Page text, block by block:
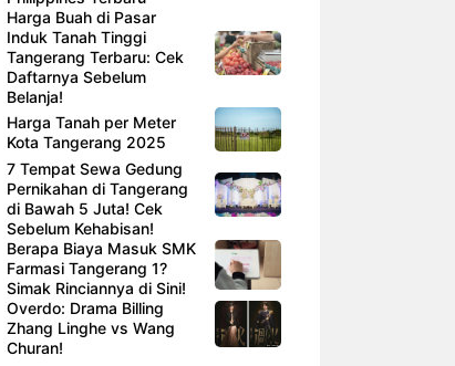
Harga Buah di Pasar
Induk Tanah Tinggi
Tangerang Terbaru: Cek
Daftarnya Sebelum
Belanja!
Harga Tanah per Meter
Kota Tangerang 2025
7 Tempat Sewa Gedung
Pernikahan di Tangerang
di Bawah 5 Juta! Cek
Sebelum Kehabisan!
Berapa Biaya Masuk SMK
Farmasi Tangerang 1?
Simak Rinciannya di Sini!
Overdo: Drama Billing
Zhang Linghe vs Wang
Churan!